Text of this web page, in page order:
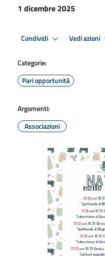
1 dicembre 2025
Condividi Vedi azioni
Categorie:
Pari opportunità
Argomenti:
Associazioni